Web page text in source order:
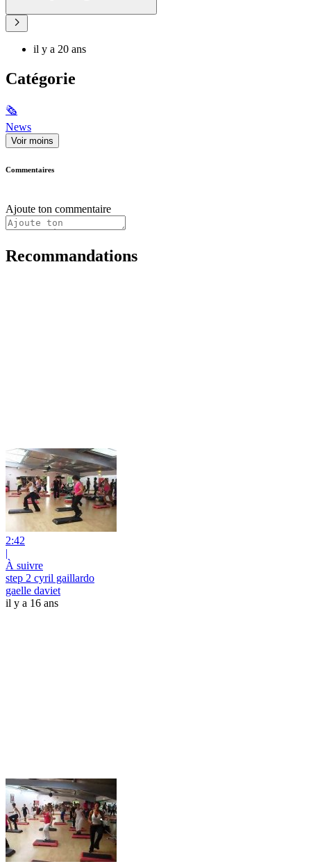
il y a 20 ans
Catégorie
🗞
News
Voir moins
Commentaires
Ajoute ton commentaire
Recommandations
2:42
|
À suivre
step 2 cyril gaillardo
gaelle daviet
il y a 16 ans